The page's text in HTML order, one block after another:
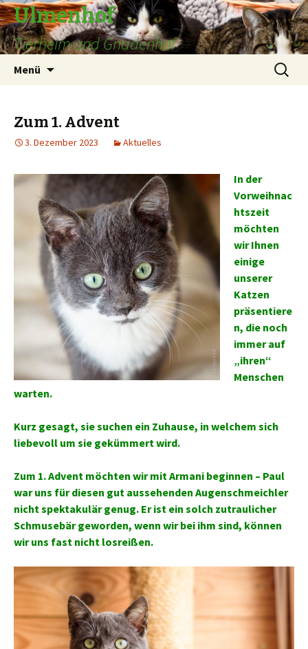
Ulmenhof
Tierheim und Gnadenhof
Menü
Suchen
nach:
Zum 1. Advent
3. Dezember 2023 Aktuelles
In der
Vorweihnac
htszeit
möchten
wir Ihnen
einige
unserer
Katzen
präsentiere
n, die noch
immer auf
„ihren“
Menschen
warten.
Kurz gesagt, sie suchen ein Zuhause, in welchem sich
liebevoll um sie gekümmert wird.
Zum 1. Advent möchten wir mit Armani beginnen – Paul
war uns für diesen gut aussehenden Augenschmeichler
nicht spektakulär genug. Er ist ein solch zutraulicher
Schmusebär geworden, wenn wir bei ihm sind, können
wir uns fast nicht losreißen.